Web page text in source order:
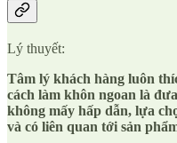
Lý thuyết:
Tâm lý khách hàng luôn
cách làm khôn ngoan là
không mấy hấp dẫn, lựa
và có liên quan tới sản